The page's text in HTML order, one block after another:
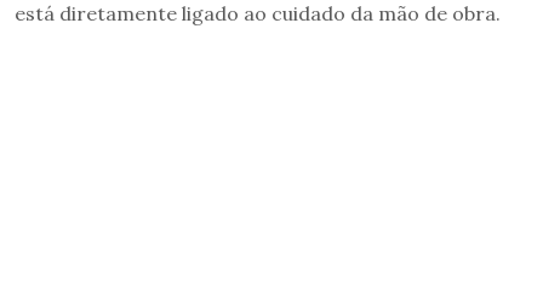
está diretamente ligado ao cuidado da mão de obra.